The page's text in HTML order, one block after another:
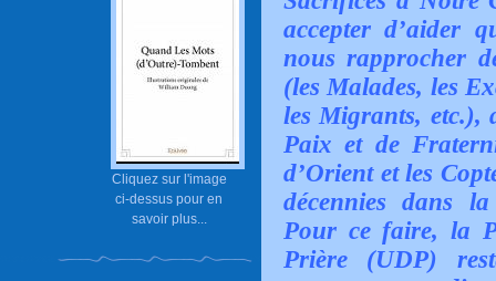
Cliquez sur l'image
ci-dessus pour en
savoir plus...
accepter d’aider
nous rapprocher
(les Malades, les
les Migrants, etc.),
Paix et de
d’Orient et les
décennies dans
Pour ce faire, la
Prière (UDP)